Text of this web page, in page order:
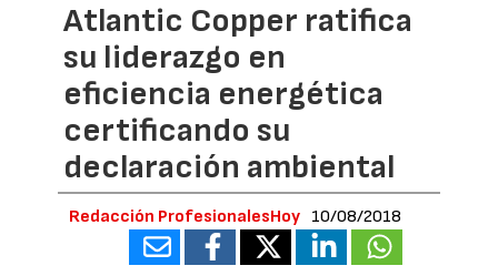
Atlantic Copper ratifica
su liderazgo en
eficiencia energética
certificando su
declaración ambiental
Redacción ProfesionalesHoy 10/08/2018